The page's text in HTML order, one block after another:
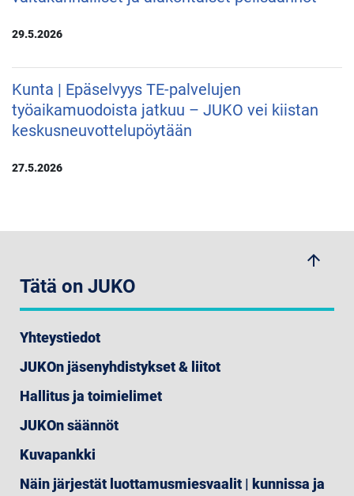
29.5.2026
Kunta | Epäselvyys TE-palvelujen
työaikamuodoista jatkuu – JUKO vei kiistan
keskusneuvottelupöytään
27.5.2026
arrow_upwards
Tätä on JUKO
Yhteystiedot
JUKOn jäsenyhdistykset & liitot
Hallitus ja toimielimet
JUKOn säännöt
Kuvapankki
Näin järjestät luottamusmiesvaalit | kunnissa ja